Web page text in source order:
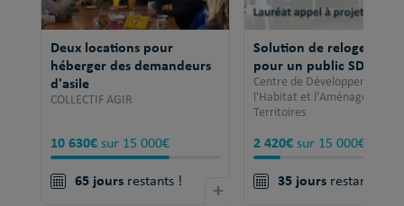
Deux locations pour
héberger des demandeurs
d'asile
COLLECTIF AGIR
10 630€ sur 15 000€
65 jours restants ! +
Solution de relogement
pour un public SDF
Centre de Développement
l'Habitat et l'Aménagement
Territoires
2 420€ sur 15 000€
35 jours restants !